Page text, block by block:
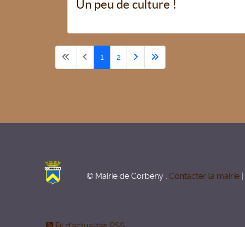
Un peu de culture !
1 2
© Mairie de Corbény : Contacter la mairie